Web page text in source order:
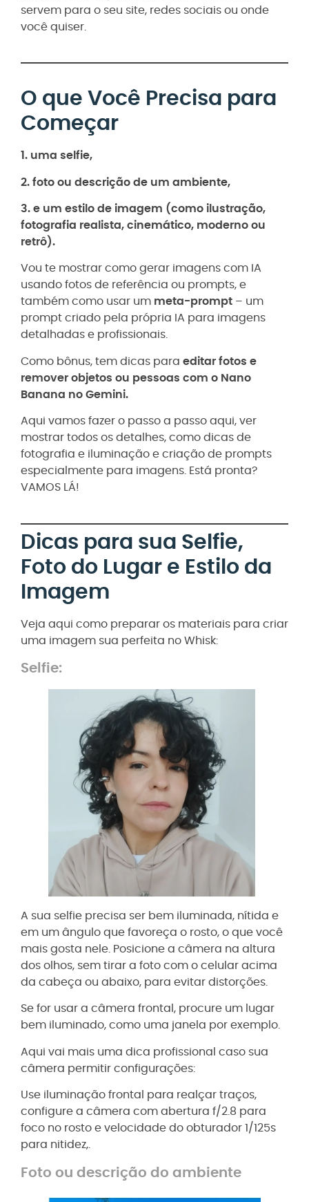
servem para o seu site, redes sociais ou onde
você quiser.
O que Você Precisa para
Começar
1. uma selfie,
2. foto ou descrição de um ambiente,
3. e um estilo de imagem (como ilustração,
fotografia realista, cinemático, moderno ou
retrô).
Vou te mostrar como gerar imagens com IA
usando fotos de referência ou prompts, e
também como usar um meta-prompt – um
prompt criado pela própria IA para imagens
detalhadas e profissionais.
Como bônus, tem dicas para editar fotos e
remover objetos ou pessoas com o Nano
Banana no Gemini.
Aqui vamos fazer o passo a passo aqui, ver
mostrar todos os detalhes, como dicas de
fotografia e iluminação e criação de prompts
especialmente para imagens. Está pronta?
VAMOS LÁ!
Dicas para sua Selfie,
Foto do Lugar e Estilo da
Imagem
Veja aqui como preparar os materiais para criar
uma imagem sua perfeita no Whisk:
Selfie:
A sua selfie precisa ser bem iluminada, nítida e
em um ângulo que favoreça o rosto, o que você
mais gosta nele. Posicione a câmera na altura
dos olhos, sem tirar a foto com o celular acima
da cabeça ou abaixo, para evitar distorções.
Se for usar a câmera frontal, procure um lugar
bem iluminado, como uma janela por exemplo.
Aqui vai mais uma dica profissional caso sua
câmera permitir configurações:
Use iluminação frontal para realçar traços,
configure a câmera com abertura f/2.8 para
foco no rosto e velocidade do obturador 1/125s
para nitidez,.
Foto ou descrição do ambiente